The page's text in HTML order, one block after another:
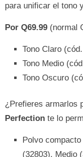
para unificar el tono
Por Q69.99 (normal
Tono Claro
Tono Medio
Tono Oscuro
¿Prefieres armarlos
Perfection te lo
Polvo
(32803), Medio